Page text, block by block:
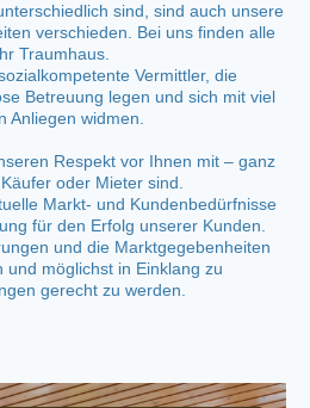
sind, sind auch unsere
verschieden. Bei uns finden alle
Traumhaus.
Vermittler, die
Betreuung legen und sich mit viel
Anliegen widmen.
Respekt vor Ihnen mit – ganz
oder Mieter sind.
Markt- und Kundenbedürfnisse
für den Erfolg unserer Kunden.
und die Marktgegebenheiten
und möglichst in Einklang zu
gerecht zu werden.